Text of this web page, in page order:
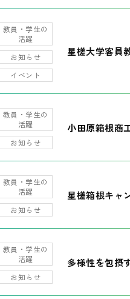
教員・学生の
活躍
お知らせ
イベント
星槎大学客員
教員・学生の
活躍
お知らせ
小田原箱根商
教員・学生の
活躍
お知らせ
星槎箱根キャ
教員・学生の
活躍
お知らせ
多様性を包摂